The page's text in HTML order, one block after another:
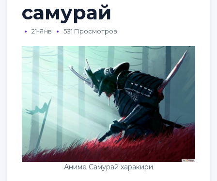
самурай
21-Янв 531 Просмотров
Аниме Самурай харакири